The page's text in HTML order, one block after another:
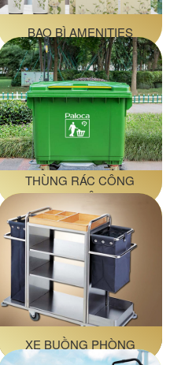
BAO BÌ AMENITIES
THÙNG RÁC CÔNG
NGHIỆP
XE BUỒNG PHÒNG